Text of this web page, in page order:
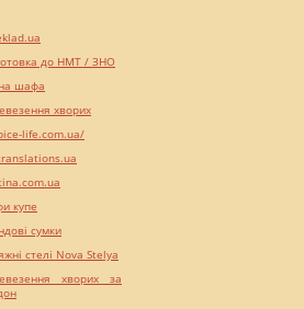
до НМТ / ЗНО
шафа
хворих
life.com.ua/
купе
сумки
стелі Nova Stelya
хворих за